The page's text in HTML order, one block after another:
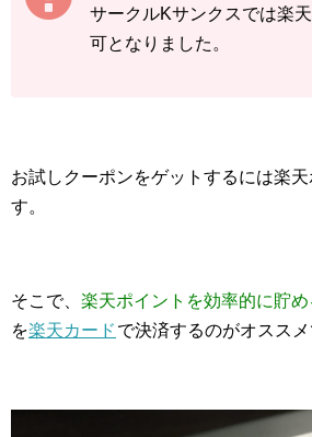
サークルKサンクスでは楽
可となりました。
お試しクーポンをゲットするには楽
す。
そこで、 楽天ポイントを効率的に貯め
を楽天カード で決済するのがオススメ